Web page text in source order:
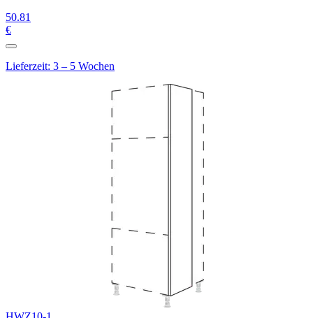
50.81
€
Lieferzeit: 3 – 5 Wochen